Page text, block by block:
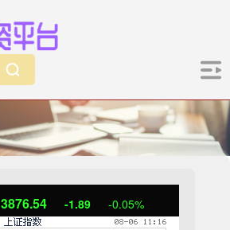
3876.54 -1.89 -0.05%